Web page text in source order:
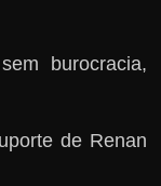
burocracia,
de Renan